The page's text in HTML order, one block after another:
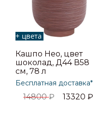
+ цвета
Кашпо Нео, цвет
шоколад, Д44 В58
см, 78 л
Бесплатная доставка*
14800₽ 13320₽